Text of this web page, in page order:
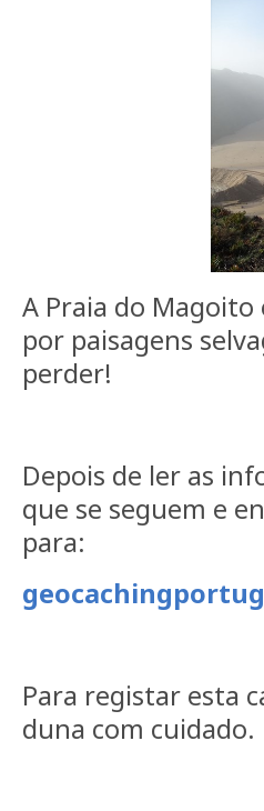
A Praia do
por paisagens
perder!
Depois de ler as
que se seguem e
para:
Para registar esta
duna com cuidado.